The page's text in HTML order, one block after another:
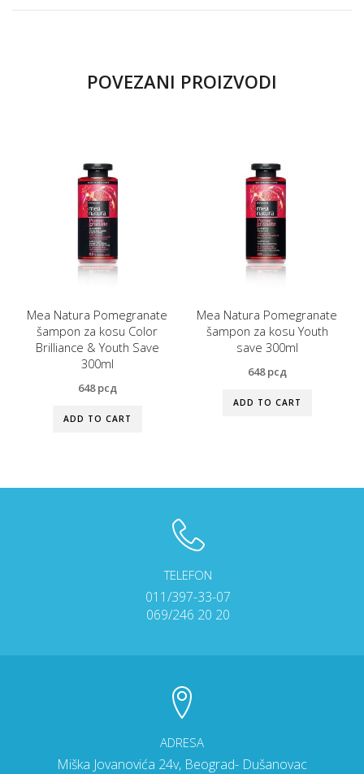
POVEZANI PROIZVODI
Mea Natura Pomegranate
šampon za kosu Color
Brilliance & Youth Save
300ml
648рсд
ADD TO CART
Mea Natura Pomegranate
šampon za kosu Youth
save 300ml
648рсд
ADD TO CART
TELEFON
011/397-33-07
069/246 20 20
ADRESA
Miška Jovanovića 24v, Beograd- Dušanovac